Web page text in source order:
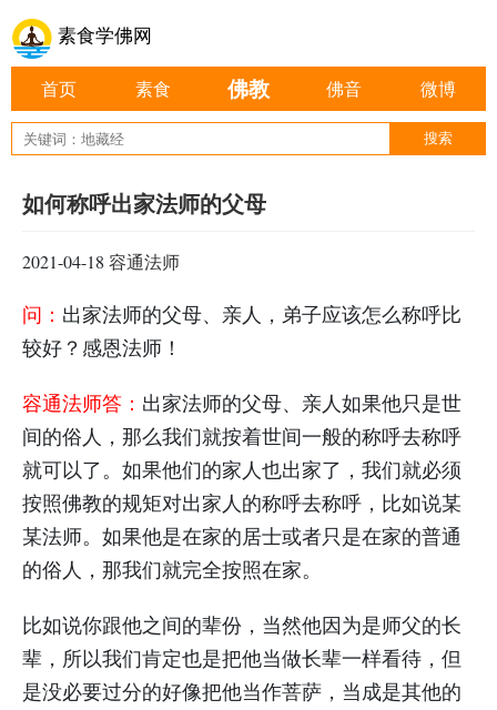
素食学佛网
首页 素食 佛教 佛音 微博
如何称呼出家法师的父母
2021-04-18 容通法师
问： 出家法师的父母、亲人，弟子应该怎么称呼比
较好？感恩法师！
容通法师答： 出家法师的父母、亲人如果他只是世
间的俗人，那么我们就按着世间一般的称呼去称呼
就可以了。如果他们的家人也出家了，我们就必须
按照佛教的规矩对出家人的称呼去称呼，比如说某
某法师。如果他是在家的居士或者只是在家的普通
的俗人，那我们就完全按照在家。
比如说你跟他之间的辈份，当然他因为是师父的长
辈，所以我们肯定也是把他当做长辈一样看待，但
是没必要过分的好像把他当作菩萨，当成是其他的